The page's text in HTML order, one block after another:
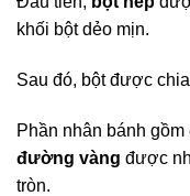
khối bột dẻo mịn.
Sau đó, bột được
Phần nhân bánh gồm
đường vàng được
tròn.